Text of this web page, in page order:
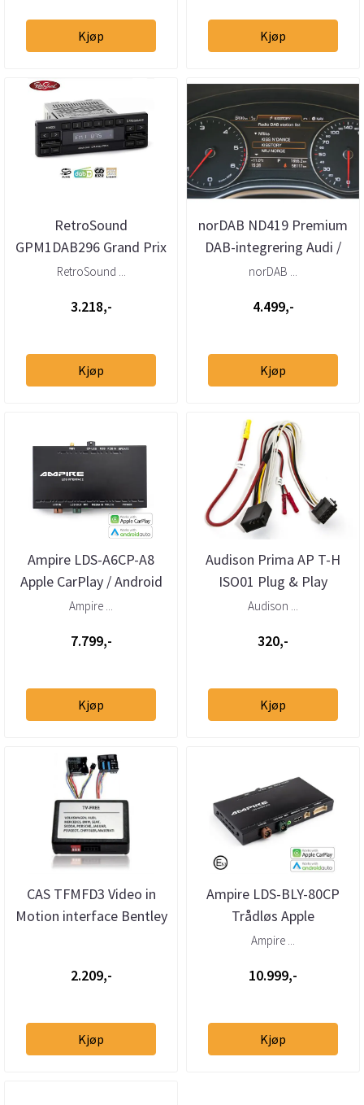
Kjøp Kjøp
RetroSound
GPM1DAB296 Grand Prix
DAB+ radio AUX
RetroSound ...
3.218,-
Kjøp
norDAB ND419 Premium
DAB-integrering Audi /
VW / Bentley MMI 3G
norDAB ...
4.499,-
Kjøp
Ampire LDS-A6CP-A8
Apple CarPlay / Android
Auto Audi A8
Ampire ...
7.799,-
Kjøp
Audison Prima AP T-H
ISO01 Plug & Play
kabelsett
Audison ...
320,-
Kjøp
CAS TFMFD3 Video in
Motion interface Bentley
2.209,-
Kjøp
Ampire LDS-BLY-80CP
Trådløs Apple
CarPlay/Android Auto VW
Ampire ...
10.999,-
Kjøp